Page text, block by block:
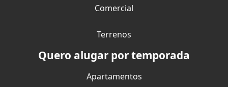
Comercial
Terrenos
Quero alugar por temporada
Apartamentos